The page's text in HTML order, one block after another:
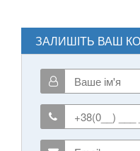
ЗАЛИШІТЬ ВАШ